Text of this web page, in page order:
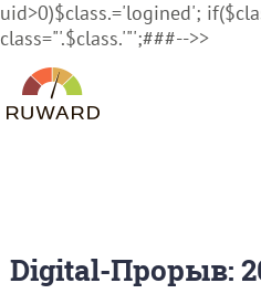
uid>0)$class.='logined';
class="'.$class.'"';###-->>
Digital-Прорыв: